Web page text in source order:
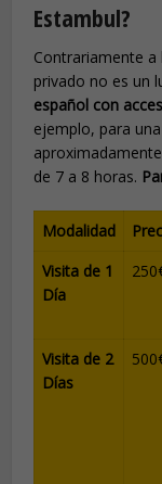
Estambul?
Contrariamente
privado no es un
español con
ejemplo, para
de 7 a 8 horas.
Modalidad
Visita de 1
Día
Visita de 2
Días